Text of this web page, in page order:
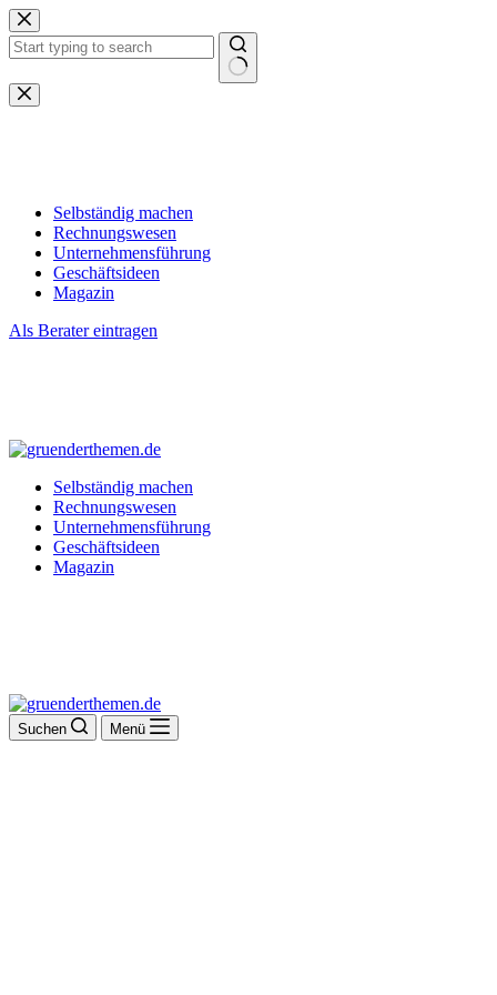
Zum
Inhalt
springen
Keine
Ergebnisse
Selbständig machen
Rechnungswesen
Unternehmensführung
Geschäftsideen
Magazin
Als Berater eintragen
Selbständig machen
Rechnungswesen
Unternehmensführung
Geschäftsideen
Magazin
Suchen Menü